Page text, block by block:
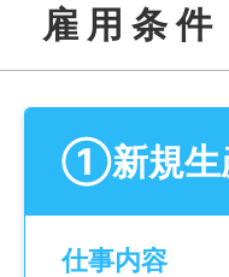
雇 用 条 件
①新規⽣
仕事内容